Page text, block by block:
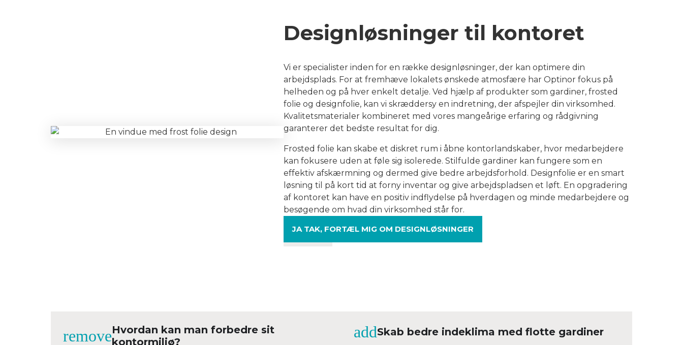
Designløsninger til kontoret
Vi er specialister inden for en række designløsninger, der kan optimere din
arbejdsplads. For at fremhæve lokalets ønskede atmosfære har Optinor fokus på
helheden og på hver enkelt detalje. Ved hjælp af produkter som gardiner, frosted
folie og designfolie, kan vi skræddersy en indretning, der afspejler din virksomhed.
Kvalitetsmaterialer kombineret med vores mangeårige erfaring og rådgivning
garanterer det bedste resultat for dig.
Frosted folie kan skabe et diskret rum i åbne kontorlandskaber, hvor medarbejdere
kan fokusere uden at føle sig isolerede. Stilfulde gardiner kan fungere som en
effektiv afskærmning og dermed give bedre arbejdsforhold. Designfolie er en smart
løsning til på kort tid at forny inventar og give arbejdspladsen et løft. En opgradering
af kontoret kan have en positiv indflydelse på hverdagen og minde medarbejdere og
besøgende om hvad din virksomhed står for.
JA TAK, FORTÆL MIG OM DESIGNLØSNINGER
Hvordan kan man forbedre sit
kontormiljø?
Skab bedre indeklima med flotte gardiner